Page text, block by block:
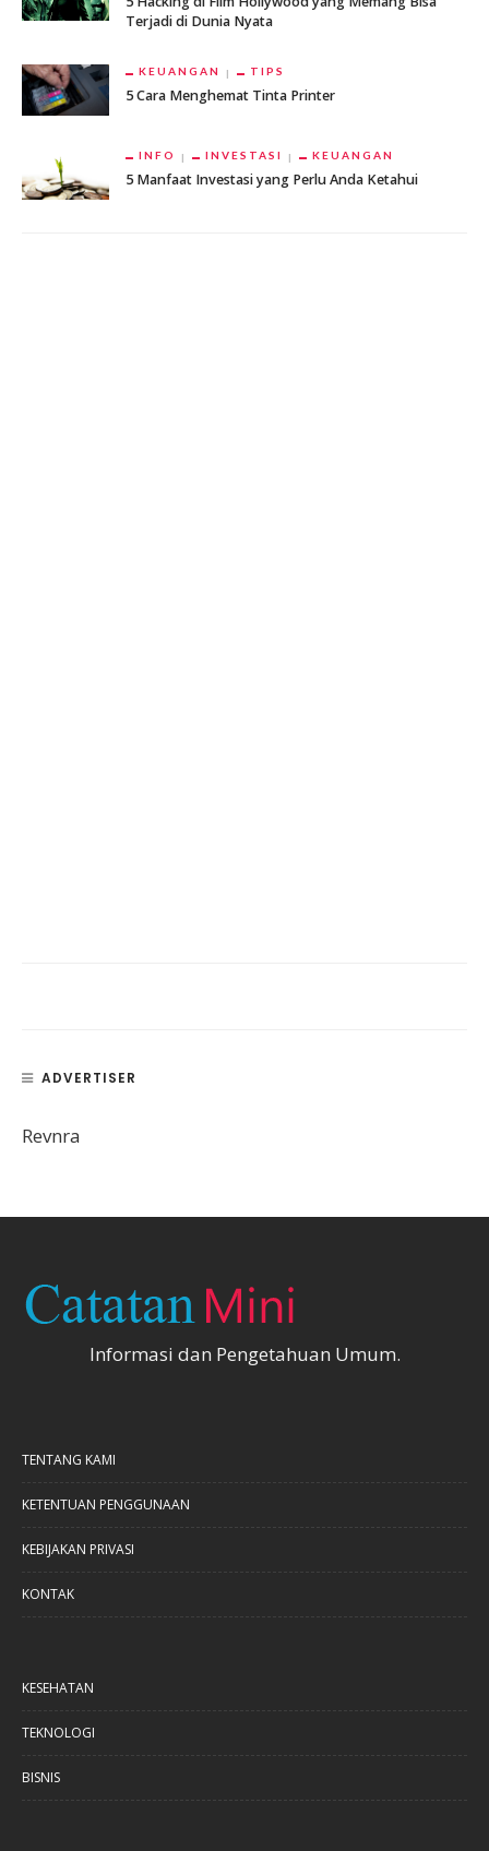
Terjadi di Dunia Nyata
KEUANGAN TIPS
5 Cara Menghemat Tinta Printer
INFO INVESTASI KEUANGAN
5 Manfaat Investasi yang Perlu Anda Ketahui
ADVERTISER
Revnra
Informasi dan Pengetahuan Umum.
TENTANG KAMI
KETENTUAN PENGGUNAAN
KEBIJAKAN PRIVASI
KONTAK
KESEHATAN
TEKNOLOGI
BISNIS